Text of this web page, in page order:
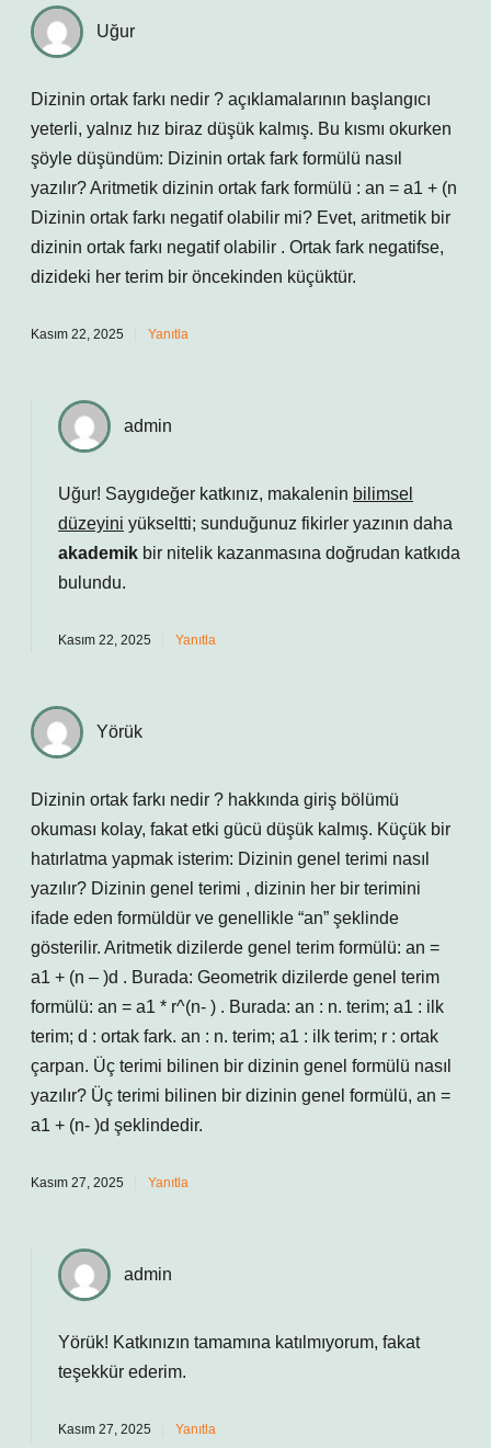
Uğur
Dizinin ortak farkı nedir ? açıklamalarının başlangıcı
yeterli, yalnız hız biraz düşük kalmış. Bu kısmı okurken
şöyle düşündüm: Dizinin ortak fark formülü nasıl
yazılır? Aritmetik dizinin ortak fark formülü : an = a1 + (n
Dizinin ortak farkı negatif olabilir mi? Evet, aritmetik bir
dizinin ortak farkı negatif olabilir . Ortak fark negatifse,
dizideki her terim bir öncekinden küçüktür.
Kasım 22, 2025 Yanıtla
admin
Uğur! Saygıdeğer katkınız, makalenin bilimsel
düzeyini yükseltti; sunduğunuz fikirler yazının daha
akademik bir nitelik kazanmasına doğrudan katkıda
bulundu.
Kasım 22, 2025 Yanıtla
Yörük
Dizinin ortak farkı nedir ? hakkında giriş bölümü
okuması kolay, fakat etki gücü düşük kalmış. Küçük bir
hatırlatma yapmak isterim: Dizinin genel terimi nasıl
yazılır? Dizinin genel terimi , dizinin her bir terimini
ifade eden formüldür ve genellikle “an” şeklinde
gösterilir. Aritmetik dizilerde genel terim formülü: an =
a1 + (n – )d . Burada: Geometrik dizilerde genel terim
formülü: an = a1 * r^(n- ) . Burada: an : n. terim; a1 : ilk
terim; d : ortak fark. an : n. terim; a1 : ilk terim; r : ortak
çarpan. Üç terimi bilinen bir dizinin genel formülü nasıl
yazılır? Üç terimi bilinen bir dizinin genel formülü, an =
a1 + (n- )d şeklindedir.
Kasım 27, 2025 Yanıtla
admin
Yörük! Katkınızın tamamına katılmıyorum, fakat
teşekkür ederim.
Kasım 27, 2025 Yanıtla